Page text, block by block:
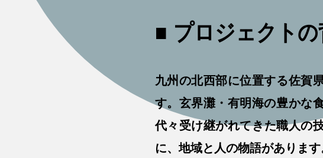
■ プロジェクトの
九州の北西部に位置する佐賀
す。玄界灘・有明海の豊かな
代々受け継がれてきた職人の
に、地域と人の物語があります